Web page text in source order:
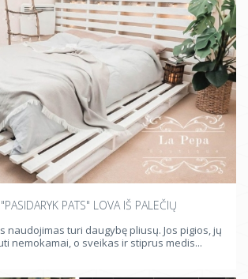
PATS" LOVA IŠ PALEČIŲ
naudojimas turi daugybę pliusų. Jos pigios, jų
nemokamai, o sveikas ir stiprus medis...